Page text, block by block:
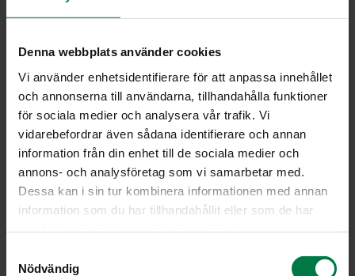
Denna webbplats använder cookies
Vi använder enhetsidentifierare för att anpassa innehållet
och annonserna till användarna, tillhandahålla funktioner
för sociala medier och analysera vår trafik. Vi
vidarebefordrar även sådana identifierare och annan
information från din enhet till de sociala medier och
annons- och analysföretag som vi samarbetar med.
Dessa kan i sin tur kombinera informationen med annan
information som du har tillhandahållit eller som de har
Nödvändig
8409 8498
8502 8517